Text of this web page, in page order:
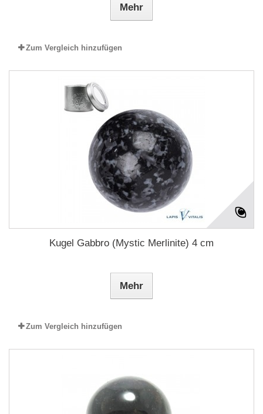
Mehr
Zum Vergleich hinzufügen
Kugel Gabbro (Mystic Merlinite) 4 cm
Mehr
Zum Vergleich hinzufügen